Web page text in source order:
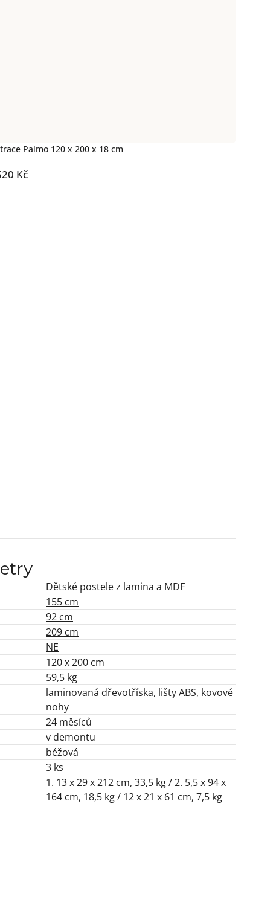
Palmo 120 x 200 x 18 cm
Kč
Dětské postele z lamina a MDF
155 cm
92 cm
209 cm
NE
120 x 200 cm
59,5 kg
laminovaná dřevotříska, lišty ABS, kovové
nohy
24 měsíců
v demontu
béžová
3 ks
1. 13 x 29 x 212 cm, 33,5 kg / 2. 5,5 x 94 x
164 cm, 18,5 kg / 12 x 21 x 61 cm, 7,5 kg